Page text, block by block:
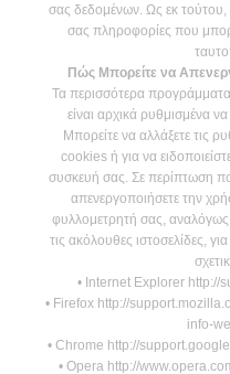
σας δεδομένων. Ως εκ
σας πληροφορίες που
Πώς Μπορείτε να
Τα περισσότερα
είναι αρχικά ρυθμισμένα
Μπορείτε να αλλάξετε τις
cookies ή για να
συσκευή σας. Σε περίπτωση
απενεργοποιήσετε την
φυλλομετρητή σας, αναλόγως
τις ακόλουθες ιστοσελίδες,
• Internet Explorer http://
• Firefox http://
info-
• Chrome http://
• Opera http://